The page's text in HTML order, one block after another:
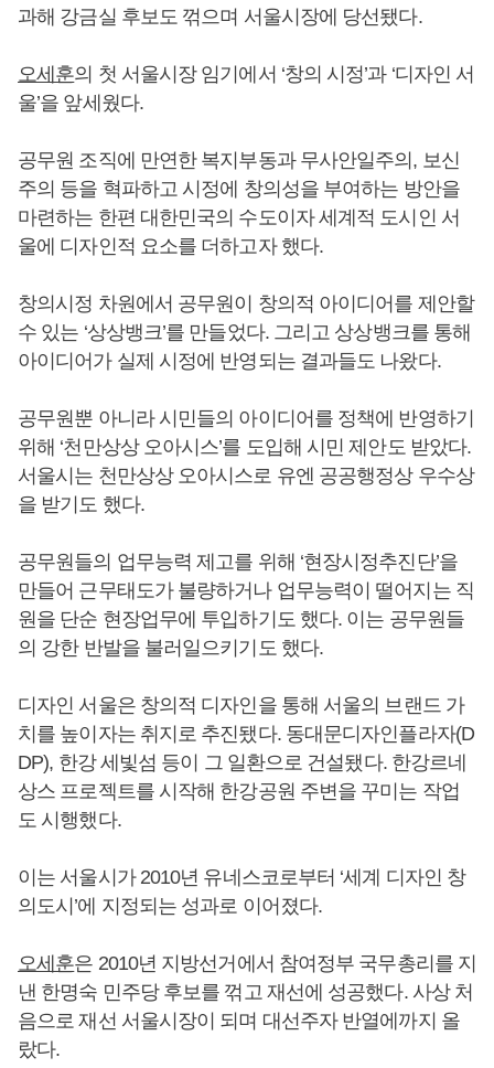
과해 강금실 후보도 꺾으며 서울시장에 당선됐다.
오세훈의 첫 서울시장 임기에서 ‘창의 시정’과 ‘디자인 서
울’을 앞세웠다.
공무원 조직에 만연한 복지부동과 무사안일주의, 보신
주의 등을 혁파하고 시정에 창의성을 부여하는 방안을
마련하는 한편 대한민국의 수도이자 세계적 도시인 서
울에 디자인적 요소를 더하고자 했다.
창의시정 차원에서 공무원이 창의적 아이디어를 제안할
수 있는 ‘상상뱅크’를 만들었다. 그리고 상상뱅크를 통해
아이디어가 실제 시정에 반영되는 결과들도 나왔다.
공무원뿐 아니라 시민들의 아이디어를 정책에 반영하기
위해 ‘천만상상 오아시스’를 도입해 시민 제안도 받았다.
서울시는 천만상상 오아시스로 유엔 공공행정상 우수상
을 받기도 했다.
공무원들의 업무능력 제고를 위해 ‘현장시정추진단’을
만들어 근무태도가 불량하거나 업무능력이 떨어지는 직
원을 단순 현장업무에 투입하기도 했다. 이는 공무원들
의 강한 반발을 불러일으키기도 했다.
디자인 서울은 창의적 디자인을 통해 서울의 브랜드 가
치를 높이자는 취지로 추진됐다. 동대문디자인플라자(D
DP), 한강 세빛섬 등이 그 일환으로 건설됐다. 한강르네
상스 프로젝트를 시작해 한강공원 주변을 꾸미는 작업
도 시행했다.
이는 서울시가 2010년 유네스코로부터 ‘세계 디자인 창
의도시’에 지정되는 성과로 이어졌다.
오세훈은 2010년 지방선거에서 참여정부 국무총리를 지
낸 한명숙 민주당 후보를 꺾고 재선에 성공했다. 사상 처
음으로 재선 서울시장이 되며 대선주자 반열에까지 올
랐다.